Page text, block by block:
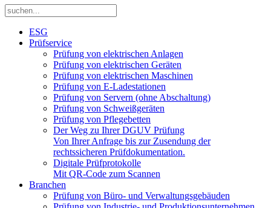
ESG
Prüfservice
Prüfung von elektrischen Anlagen
Prüfung von elektrischen Geräten
Prüfung von elektrischen Maschinen
Prüfung von E-Ladestationen
Prüfung von Servern (ohne Abschaltung)
Prüfung von Schweißgeräten
Prüfung von Pflegebetten
Der Weg zu Ihrer DGUV Prüfung
Von Ihrer Anfrage bis zur Zusendung der
rechtssicheren Prüfdokumentation.
Digitale Prüfprotokolle
Mit QR-Code zum Scannen
Branchen
Prüfung von Büro- und Verwaltungsgebäuden